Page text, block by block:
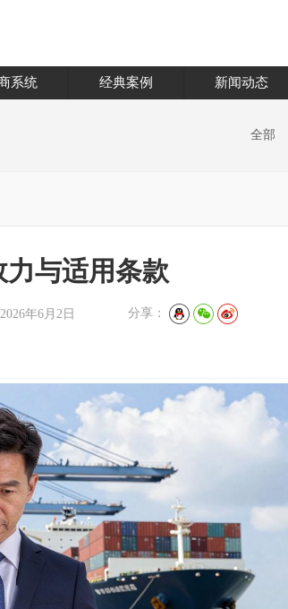
系统 经典案例 新闻动态
全部
与适用条款
2026年6月2日 分享：